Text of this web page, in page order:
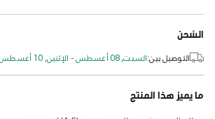
الشحن
التوصيل بين:السبت, 08 أغسطس - الإثنين, 10 أغسطس
ما يميز هذا المنتج